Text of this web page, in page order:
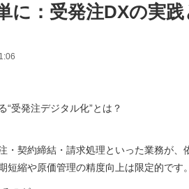
に：受発注DXの実
21 21:06
受発注デジタル化”とは？
・契約締結・請求処理といった業務が
縮や原価管理の精度向上は限定的です。